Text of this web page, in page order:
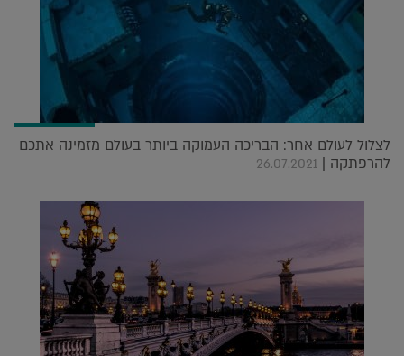
לצלול לעולם אחר: הבריכה העמוקה ביותר בעולם מזמינה אתכם
להרפתקה | 26.07.2021